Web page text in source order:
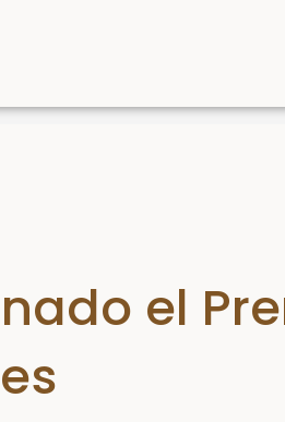
el